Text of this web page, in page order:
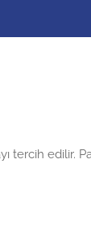
tercih edilir.